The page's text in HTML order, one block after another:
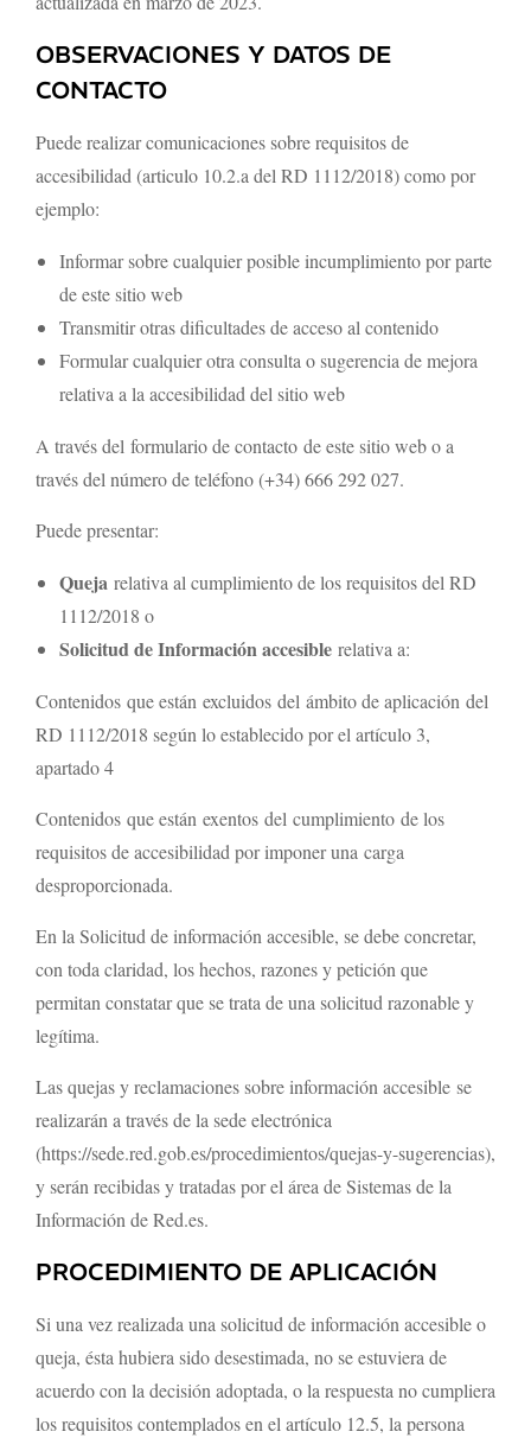
OBSERVACIONES Y DATOS DE
CONTACTO
Puede realizar comunicaciones sobre requisitos de
accesibilidad (articulo 10.2.a del RD 1112/2018) como por
ejemplo:
Informar sobre cualquier posible incumplimiento por parte
de este sitio web
Transmitir otras dificultades de acceso al contenido
Formular cualquier otra consulta o sugerencia de mejora
relativa a la accesibilidad del sitio web
A través del formulario de contacto de este sitio web o a
través del número de teléfono (+34) 666 292 027.
Puede presentar:
Queja relativa al cumplimiento de los requisitos del RD
1112/2018 o
Solicitud de Información accesible relativa a:
Contenidos que están excluidos del ámbito de aplicación del
RD 1112/2018 según lo establecido por el artículo 3,
apartado 4
Contenidos que están exentos del cumplimiento de los
requisitos de accesibilidad por imponer una carga
desproporcionada.
En la Solicitud de información accesible, se debe concretar,
con toda claridad, los hechos, razones y petición que
permitan constatar que se trata de una solicitud razonable y
legítima.
Las quejas y reclamaciones sobre información accesible se
realizarán a través de la sede electrónica
(https://sede.red.gob.es/procedimientos/quejas-y-sugerencias),
y serán recibidas y tratadas por el área de Sistemas de la
Información de Red.es.
PROCEDIMIENTO DE APLICACIÓN
Si una vez realizada una solicitud de información accesible o
queja, ésta hubiera sido desestimada, no se estuviera de
acuerdo con la decisión adoptada, o la respuesta no cumpliera
los requisitos contemplados en el artículo 12.5, la persona